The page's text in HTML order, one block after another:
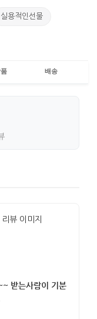
실용적인선물
배송
받는사람이 기분